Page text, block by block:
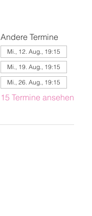
Andere Termine
Mi., 12. Aug., 19:15
Mi., 19. Aug., 19:15
Mi., 26. Aug., 19:15
15 Termine ansehen